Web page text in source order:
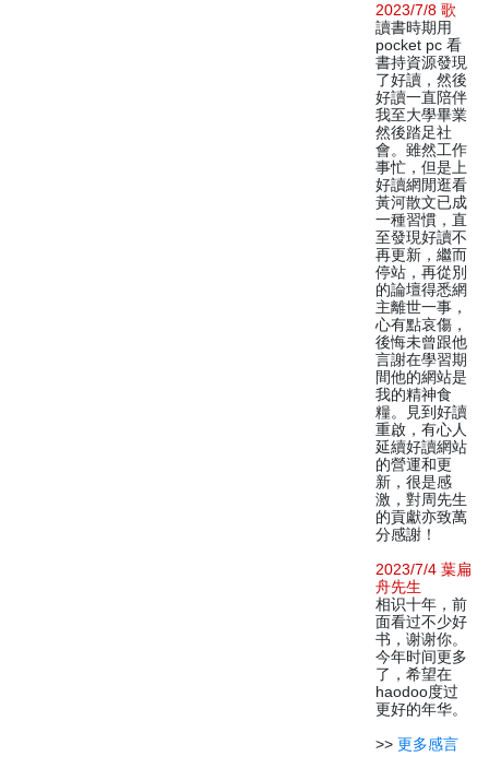
2023/7/8 歌
讀書時期用
pocket pc 看
書持資源發現
了好讀，然後
好讀一直陪伴
我至大學畢業
然後踏足社
會。雖然工作
事忙，但是上
好讀網閒逛看
黃河散文已成
一種習慣，直
至發現好讀不
再更新，繼而
停站，再從別
的論壇得悉網
主離世一事，
心有點哀傷，
後悔未曾跟他
言謝在學習期
間他的網站是
我的精神食
糧。見到好讀
重啟，有心人
延續好讀網站
的營運和更
新，很是感
激，對周先生
的貢獻亦致萬
分感謝！
2023/7/4 葉扁
舟先生
相识十年，前
面看过不少好
书，谢谢你。
今年时间更多
了，希望在
haodoo度过
更好的年华。
>> 更多感言